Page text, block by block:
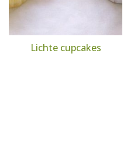
Lichte cupcakes